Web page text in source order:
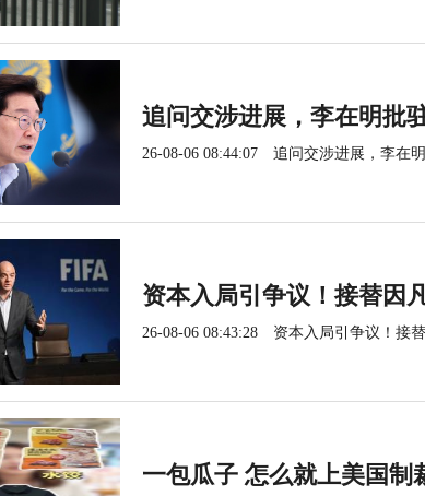
追问交涉进展，李在明批
26-08-06 08:44:07 追问交涉进展，李在
资本入局引争议！接替因
26-08-06 08:43:28 资本入局引争议！接
一包瓜子 怎么就上美国制